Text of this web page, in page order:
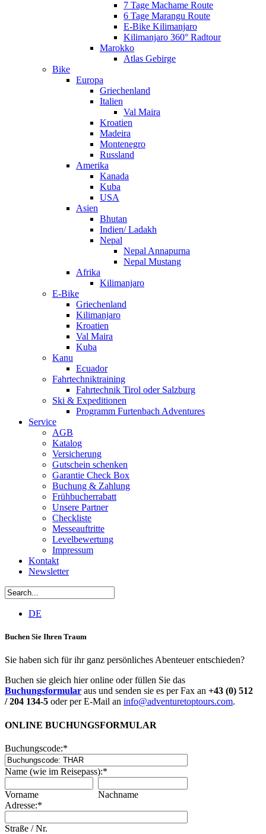
7 Tage Machame Route
6 Tage Marangu Route
E-Bike Kilimanjaro
Kilimanjaro 360° Radtour
Marokko
Atlas Gebirge
Bike
Europa
Griechenland
Italien
Val Maira
Kroatien
Madeira
Montenegro
Russland
Amerika
Kanada
Kuba
USA
Asien
Bhutan
Indien/ Ladakh
Nepal
Nepal Annapurna
Nepal Mustang
Afrika
Kilimanjaro
E-Bike
Griechenland
Kilimanjaro
Kroatien
Val Maira
Kuba
Kanu
Ecuador
Fahrtechniktraining
Fahrtechnik Tirol oder Salzburg
Ski & Expeditionen
Programm Furtenbach Adventures
Service
AGB
Katalog
Versicherung
Gutschein schenken
Garantie Check Box
Buchung & Zahlung
Frühbucherrabatt
Unsere Partner
Checkliste
Messeauftritte
Levelbewertung
Impressum
Kontakt
Newsletter
DE
Buchen Sie Ihren Traum
Sie haben sich für ihr ganz persönliches Abenteuer entschieden?
Buchen sie gleich hier online oder füllen Sie das
Buchungsformular aus und senden sie es per Fax an +43 (0) 512
/ 204 134-5 oder per E-Mail an info@adventuretoptours.com.
ONLINE BUCHUNGSFORMULAR
Buchungscode:*
Name (wie im Reisepass):*
Vorname
Nachname
Adresse:*
Straße / Nr.